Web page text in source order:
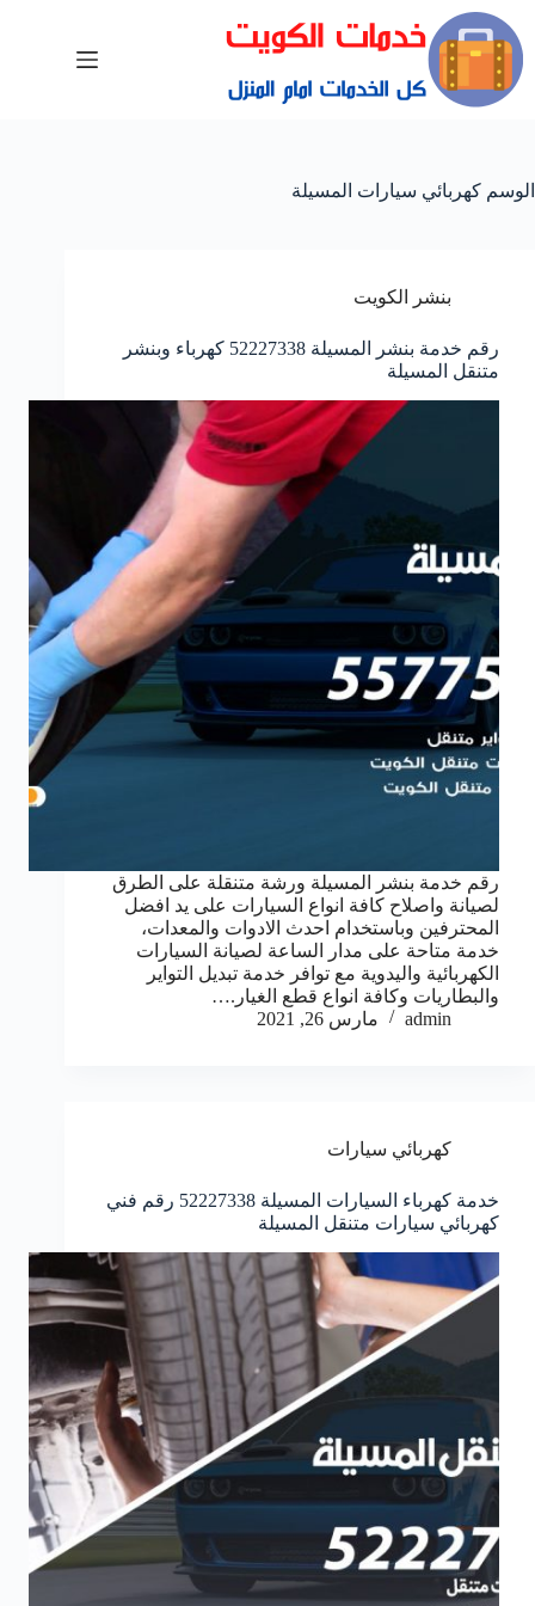
الوسم كهربائي سيارات المسيلة
بنشر الكويت
رقم خدمة بنشر المسيلة 52227338 كهرباء وبنشر
متنقل المسيلة
رقم خدمة بنشر المسيلة ورشة متنقلة على الطرق
لصيانة واصلاح كافة انواع السيارات على يد افضل
المحترفين وباستخدام احدث الادوات والمعدات،
خدمة متاحة على مدار الساعة لصيانة السيارات
الكهربائية واليدوية مع توافر خدمة تبديل التواير
والبطاريات وكافة انواع قطع الغيار.…
admin
مارس 26, 2021
كهربائي سيارات
خدمة كهرباء السيارات المسيلة 52227338 رقم فني
كهربائي سيارات متنقل المسيلة